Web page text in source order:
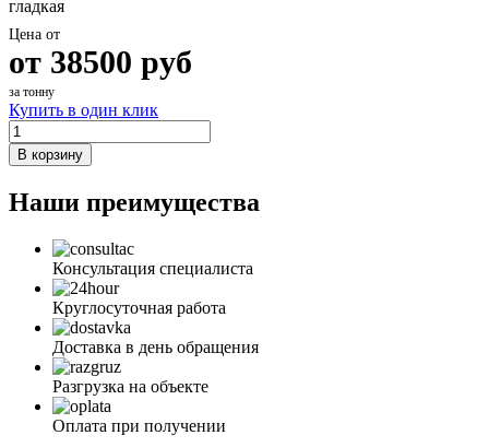
гладкая
Цена от
от 38500 руб
за тонну
Купить в один клик
В корзину
Наши преимущества
Консультация специалиста
Круглосуточная работа
Доставка в день обращения
Разгрузка на объекте
Оплата при получении